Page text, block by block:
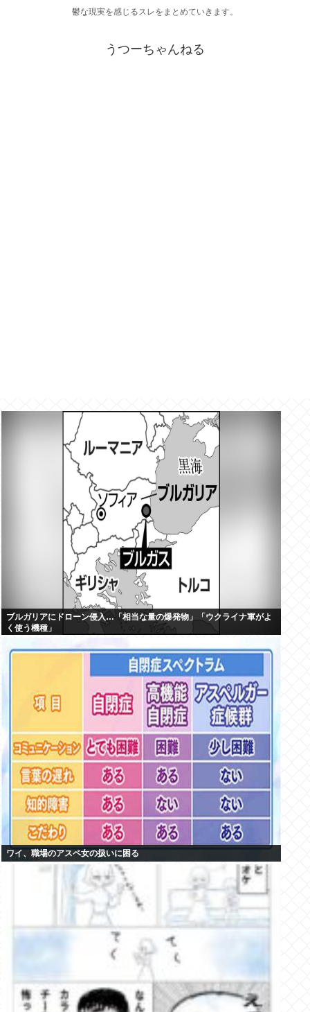
鬱な現実を感じるスレをまとめていきます。
うつーちゃんねる
ブルガリアにドローン侵入…「相当な量の爆発物」「ウクライナ軍がよ
く使う機種」
ワイ、職場のアスペ女の扱いに困る